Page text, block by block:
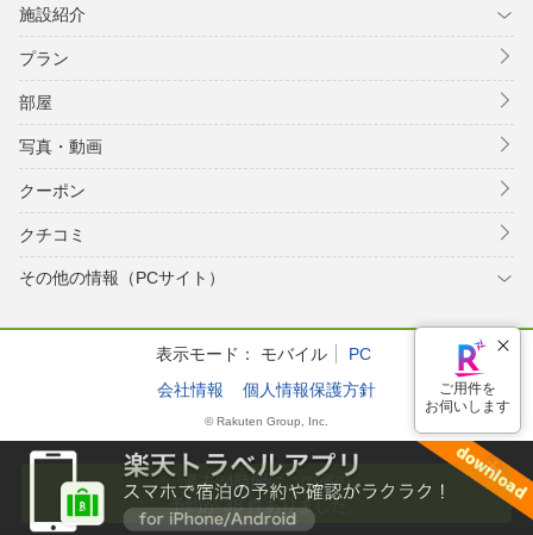
施設紹介
プラン
部屋
写真・動画
クーポン
クチコミ
その他の情報（PCサイト）
表示モード： モバイル
PC
会社情報
個人情報保護方針
© Rakuten Group, Inc.
ご用件を
お伺いします